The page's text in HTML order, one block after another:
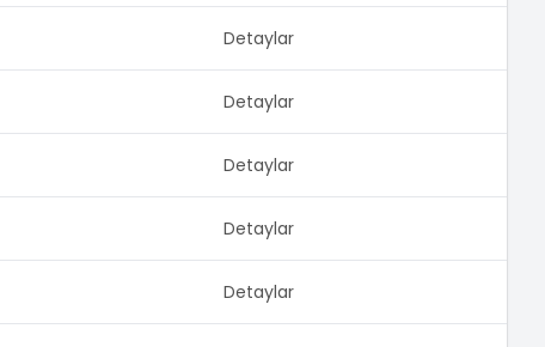
Detaylar
Detaylar
Detaylar
Detaylar
Detaylar